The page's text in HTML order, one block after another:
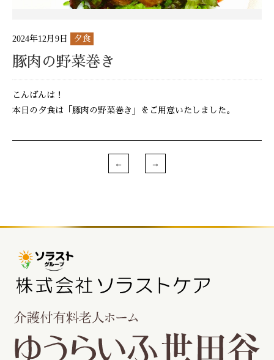
2024年12月9日 夕食
豚肉の野菜巻き
こんばんは！
本日の夕食は「豚肉の野菜巻き」をご用意いたしました。